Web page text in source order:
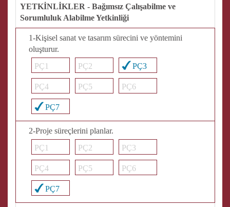
YETKİNLİKLER - Bağımsız Çalışabilme ve
Sorumluluk Alabilme Yetkinliği
1-Kişisel sanat ve tasarım sürecini ve yöntemini
oluşturur.
PÇ1
PÇ2 PÇ3
PÇ4 PÇ5 PÇ6
PÇ7
2-Proje süreçlerini planlar.
PÇ1
PÇ2 PÇ3
PÇ4 PÇ5 PÇ6
PÇ7